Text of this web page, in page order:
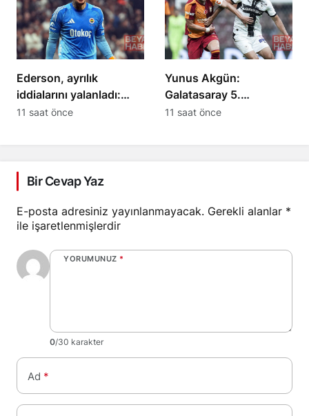
Ederson, ayrılık
iddialarını yalanladı:
“Yalanlara inanmayın”
11 saat önce
Yunus Akgün:
Galatasaray 5.
şampiyonluğa emin
11 saat önce
Bir Cevap Yaz
E-posta adresiniz yayınlanmayacak. Gerekli alanlar *
ile işaretlenmişlerdir
YORUMUNUZ *
0/30 karakter
Ad *